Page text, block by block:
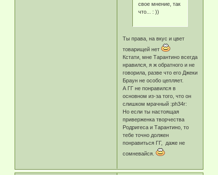
свое мнение, так
что... : ))
Ты права, на вкус и цвет
товарищей нет
Кстати, мне Тарантино всегда
нравился, я ж обратного и не
говорила, разве что его Джеки
Браун не особо цепляет.
А ГГ не понравился в
основном из-за того, что он
слишком мрачный :ph34r:
Но если ты настоящая
приверженка творчества
Родригеса и Тарантино, то
тебе точно должен
понравиться ГГ, даже не
сомневайся.